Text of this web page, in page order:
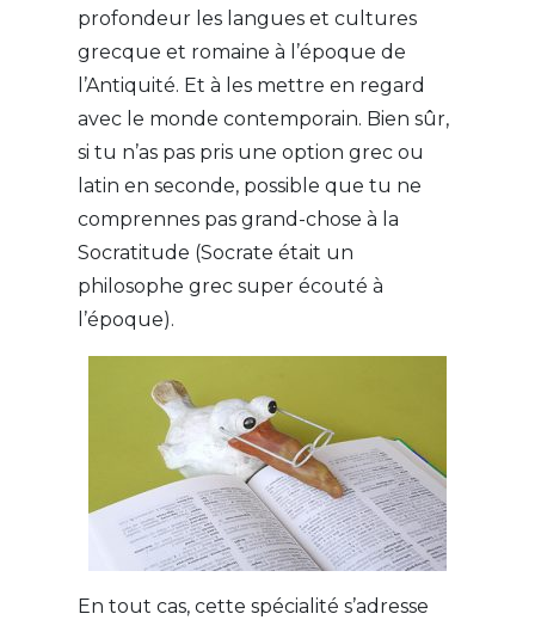
profondeur les langues et cultures
grecque et romaine à l’époque de
l’Antiquité. Et à les mettre en regard
avec le monde contemporain. Bien sûr,
si tu n’as pas pris une option grec ou
latin en seconde, possible que tu ne
comprennes pas grand-chose à la
Socratitude (Socrate était un
philosophe grec super écouté à
l’époque).
En tout cas, cette spécialité s’adresse